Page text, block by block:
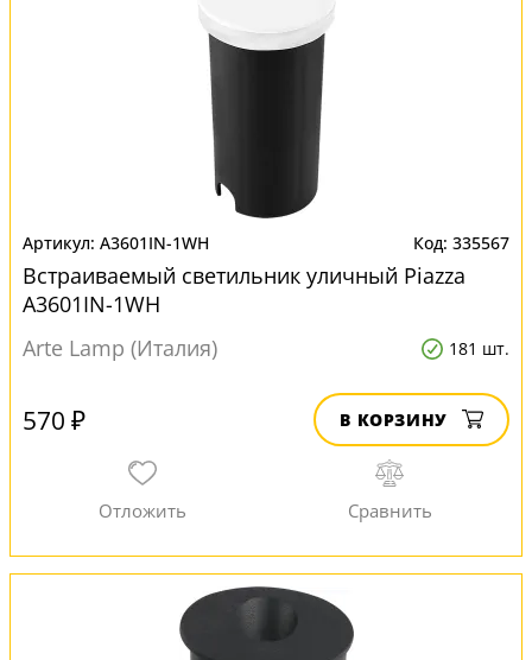
A3601IN-1WH 335567
Встраиваемый светильник уличный Piazza
A3601IN-1WH
Arte Lamp (Италия)
181 шт.
570 ₽ В КОРЗИНУ